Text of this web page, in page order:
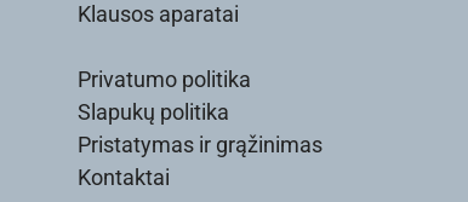
Klausos aparatai
Privatumo politika
Slapukų politika
Pristatymas ir grąžinimas
Kontaktai